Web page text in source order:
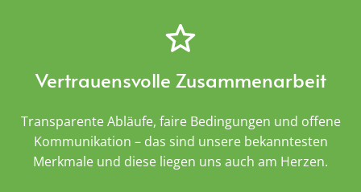
Vertrauensvolle Zusammenarbeit
Transparente Abläufe, faire Bedingungen und offene
Kommunikation – das sind unsere bekanntesten
Merkmale und diese liegen uns auch am Herzen.